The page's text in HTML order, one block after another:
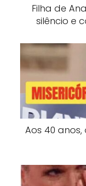
Filha de
silêncio e
Aos 40